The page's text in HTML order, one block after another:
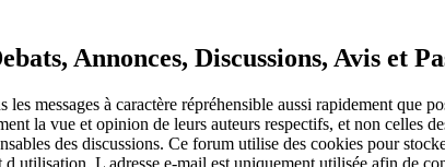
Annonces, Discussions, Avis et
messages à caractère répréhensible aussi rapidement que
la vue et opinion de leurs auteurs respectifs, et non celles
des discussions. Ce forum utilise des cookies pour
utilisation. L adresse e-mail est uniquement utilisée afin de